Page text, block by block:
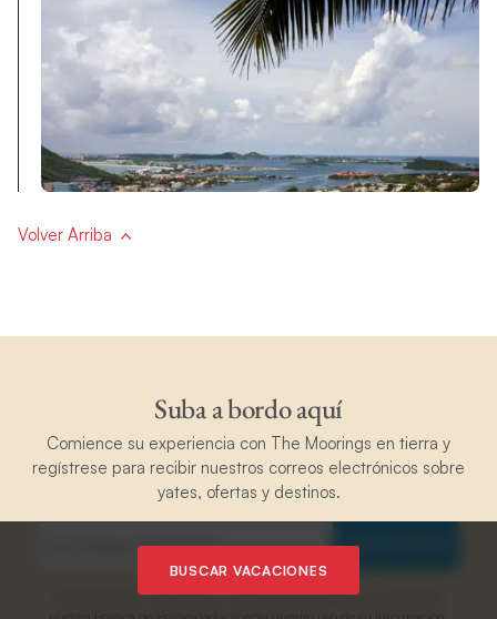
Volver Arriba
Suba a bordo aquí
Comience su experiencia con The Moorings en tierra y
regístrese para recibir nuestros correos electrónicos sobre
yates, ofertas y destinos.
REGISTRARSE
Al hacer clic en “Registrarse”, confirma que ha leído y comprendido
BUSCAR VACACIONES